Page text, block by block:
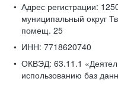
Адрес регистрации:
муниципальный округ
помещ. 25
ИНН: 7718620740
ОКВЭД: 63.11.1
использованию баз